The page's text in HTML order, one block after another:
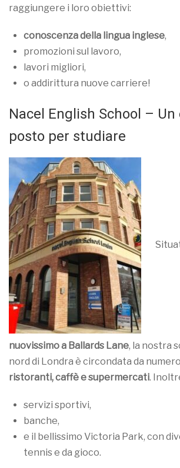
raggiungere i loro obiettivi:
conoscenza della lingua inglese,
promozioni sul lavoro,
lavori migliori,
o addirittura nuove carriere!
Nacel English School –
posto per studiare
nuovissimo a Ballards Lane, la nostra
nord di Londra è circondata da
ristoranti, caffè e supermercati.
servizi sportivi,
banche,
e il bellissimo Victoria Park, con
tennis e da gioco.